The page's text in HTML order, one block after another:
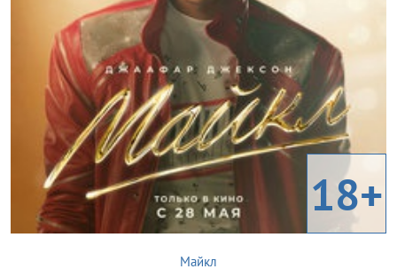
18+
Майкл